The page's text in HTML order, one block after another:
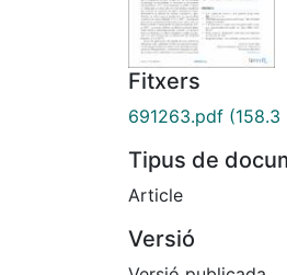
Fitxers
691263.pdf (158.3
Tipus de
Article
Versió